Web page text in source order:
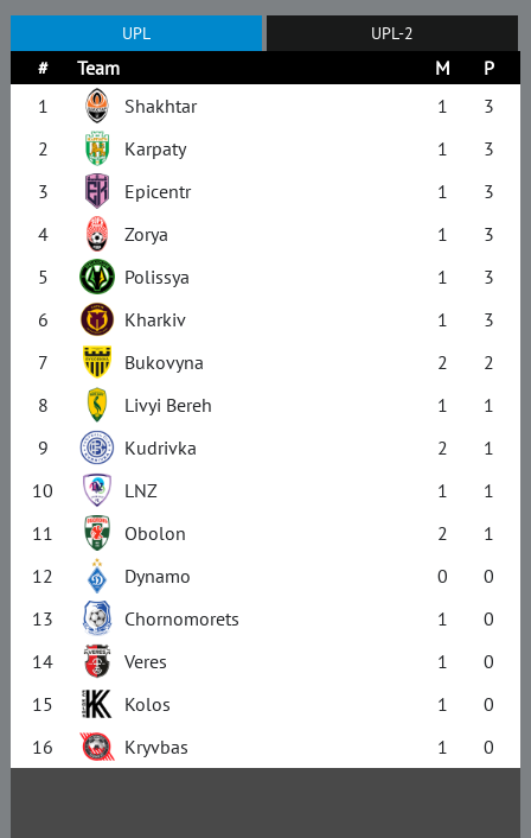
UPL UPL-2
# Team M
P
1
Shakhtar 1
3
2
Karpaty 1
3
3
Epicentr 1
3
4
Zorya 1
3
5
Polissya 1
3
6
Kharkiv 1
3
7
Bukovyna 2
2
8
Livyi Bereh 1
1
9
Kudrivka 2
1
10
LNZ 1
1
11
Obolon 2
1
12
Dynamo 0
0
13
Chornomorets 1
0
14
Veres 1
0
15
Kolos 1
0
16
Kryvbas 1 0